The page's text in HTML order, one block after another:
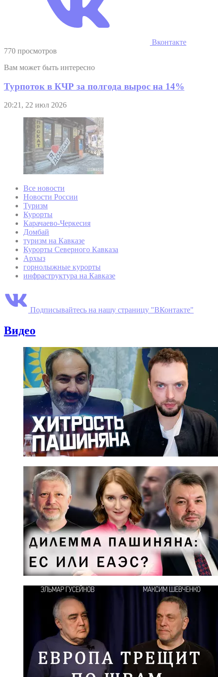
Вконтакте
770 просмотров
Вам может быть интересно
Турпоток в КЧР за полгода вырос на 14%
20:21, 22 июл 2026
Все новости
Новости России
Туризм
Курорты
Карачаево-Черкесия
Домбай
туризм на Кавказе
Курорты Северного Кавказа
Архыз
горнолыжные курорты
инфраструктура на Кавказе
Подписывайтесь на нашу страницу "ВКонтакте"
Видео